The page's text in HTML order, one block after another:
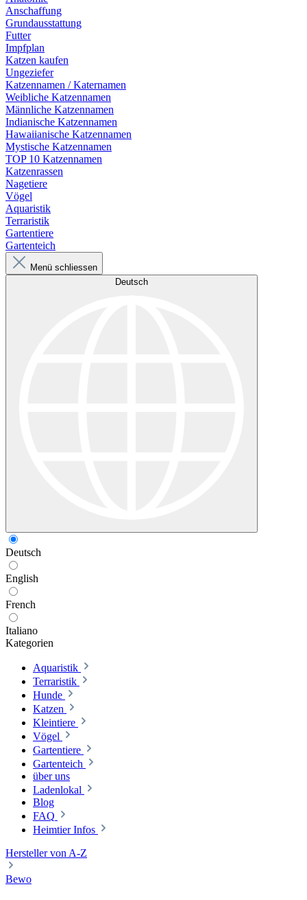
Anschaffung
Grundausstattung
Futter
Impfplan
Katzen kaufen
Ungeziefer
Katzennamen / Katernamen
Weibliche Katzennamen
Männliche Katzennamen
Indianische Katzennamen
Hawaiianische Katzennamen
Mystische Katzennamen
TOP 10 Katzennamen
Katzenrassen
Nagetiere
Vögel
Aquaristik
Terraristik
Gartentiere
Gartenteich
Menü schliessen
Deutsch
Deutsch
English
French
Italiano
Kategorien
Aquaristik
Terraristik
Hunde
Katzen
Kleintiere
Vögel
Gartentiere
Gartenteich
über uns
Ladenlokal
Blog
FAQ
Heimtier Infos
Hersteller von A-Z
Bewo